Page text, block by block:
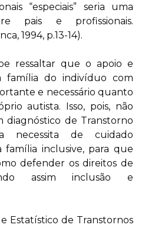
“especiais” seria uma
pais e profissionais.
1994, p.13-14).
ressaltar que o apoio e
família do indivíduo com
e necessário quanto
autista. Isso, pois, não
diagnóstico de Transtorno
necessita de cuidado
família inclusive, para que
defender os direitos de
assim inclusão e
Estatístico de Transtornos